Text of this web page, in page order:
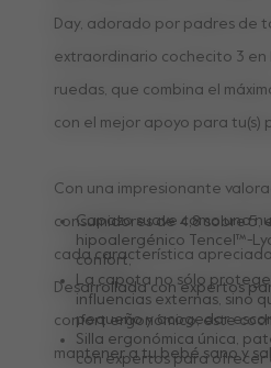
Day, adorado por padres de
extraordinario cochecito 3 en
ruedas, que combina el
con el mejor apoyo para tu(s)
Con una impresionante
consumidores de 4,8 sobre 5,
cada característica
Desarrollada con expertos
confort ergonómico, este
mantener a tu bebé sano y
Capazo suave como una
hipoalergénico Tencel™-
confort,
La capota no sólo
influencias externas, sino
pequeño y acogedor
Silla ergonómica única,
con expertos para ofrecer